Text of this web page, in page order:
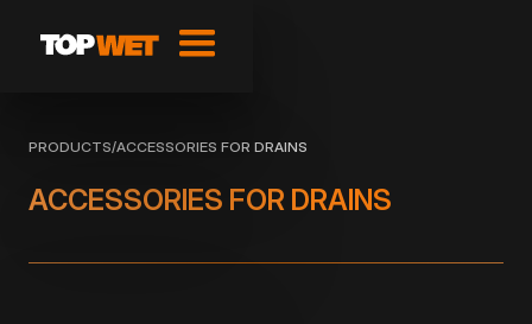
PRODUCTS/ACCESSORIES FOR DRAINS
ACCESSORIES FOR DRAINS